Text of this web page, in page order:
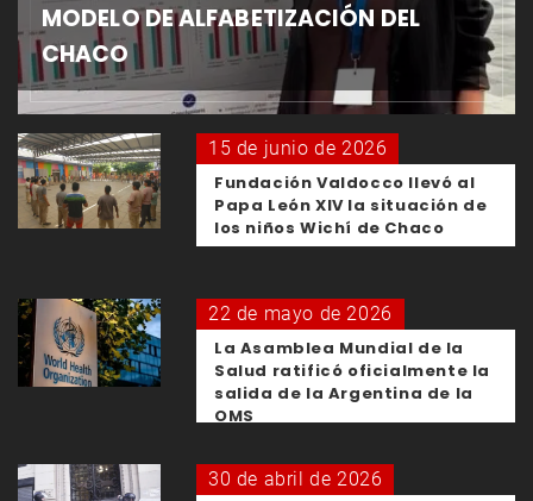
MODELO DE ALFABETIZACIÓN DEL
CHACO
15 de junio de 2026
Fundación Valdocco llevó al
Papa León XIV la situación de
los niños Wichí de Chaco
22 de mayo de 2026
La Asamblea Mundial de la
Salud ratificó oficialmente la
salida de la Argentina de la
OMS
30 de abril de 2026